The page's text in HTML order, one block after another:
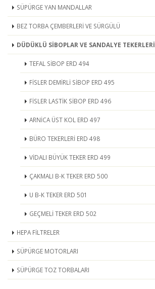
SÜPÜRGE YAN MANDALLAR
BEZ TORBA ÇEMBERLERİ VE SÜRGÜLÜ
DÜDÜKLÜ SİBOPLAR VE SANDALYE TEKERLERİ
TEFAL SİBOP ERD 494
FİSLER DEMİRLİ SİBOP ERD 495
FİSLER LASTİK SİBOP ERD 496
ARNİCA ÜST KOL ERD 497
BÜRO TEKERLERİ ERD 498
VİDALI BÜYÜK TEKER ERD 499
ÇAKMALI B-K TEKER ERD 500
U B-K TEKER ERD 501
GEÇMELİ TEKER ERD 502
HEPA FİLTRELER
SÜPÜRGE MOTORLARI
SÜPÜRGE TOZ TORBALARI